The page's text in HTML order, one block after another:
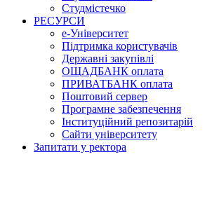
Студмістечко
РЕСУРСИ
е-Університет
Підтримка користувачів
Державні закупівлі
ОЩАДБАНК оплата
ПРИВАТБАНК оплата
Поштовий сервер
Програмне забезпечення
Інституційний репозитарій
Сайти університету
Запитати у ректора